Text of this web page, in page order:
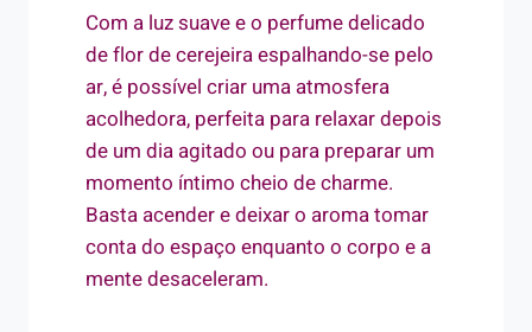
Com a luz suave e o perfume delicado
de flor de cerejeira espalhando-se pelo
ar, é possível criar uma atmosfera
acolhedora, perfeita para relaxar depois
de um dia agitado ou para preparar um
momento íntimo cheio de charme.
Basta acender e deixar o aroma tomar
conta do espaço enquanto o corpo e a
mente desaceleram.